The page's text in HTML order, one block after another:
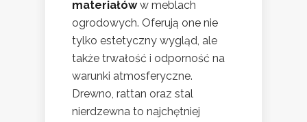
materiałóww meblach
ogrodowych. Oferują one nie
tylko estetyczny wygląd, ale
także trwałość i odporność na
warunki atmosferyczne.
Drewno, rattan oraz stal
nierdzewna to najchętniej